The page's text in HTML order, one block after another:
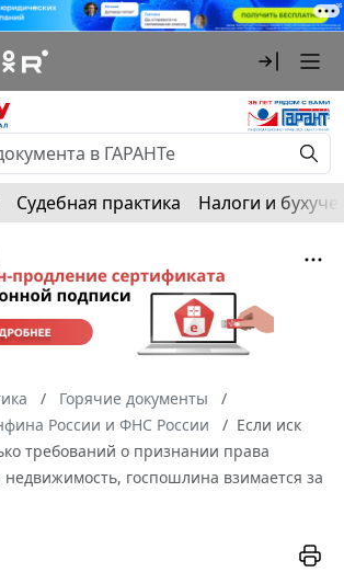
Судебная практика Налоги и
Горячие документы
России и ФНС России
Если иск
требований о признании права
недвижимость, госпошлина взимается за